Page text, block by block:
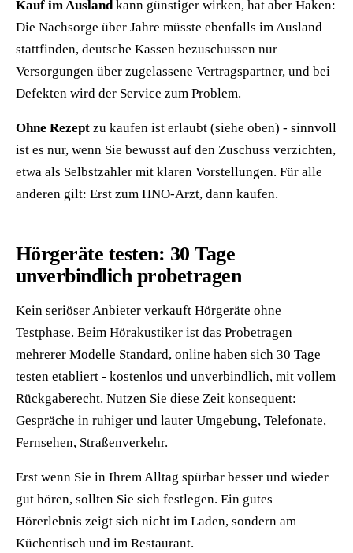
Kauf im Auslandkann günstiger wirken, hat aber Haken:
Die Nachsorge über Jahre müsste ebenfalls im Ausland
stattfinden, deutsche Kassen bezuschussen nur
Versorgungen über zugelassene Vertragspartner, und bei
Defekten wird der Service zum Problem.
Ohne Rezept zu kaufen ist erlaubt (siehe oben) - sinnvoll
ist es nur, wenn Sie bewusst auf den Zuschuss verzichten,
etwa als Selbstzahler mit klaren Vorstellungen. Für alle
anderen gilt: Erst zum HNO-Arzt, dann kaufen.
Hörgeräte testen: 30 Tage
unverbindlich probetragen
Kein seriöser Anbieter verkauft Hörgeräte ohne
Testphase. Beim Hörakustiker ist das Probetragen
mehrerer Modelle Standard, online haben sich 30 Tage
testen etabliert - kostenlos und unverbindlich, mit vollem
Rückgaberecht. Nutzen Sie diese Zeit konsequent:
Gespräche in ruhiger und lauter Umgebung, Telefonate,
Fernsehen, Straßenverkehr.
Erst wenn Sie in Ihrem Alltag spürbar besser und wieder
gut hören, sollten Sie sich festlegen. Ein gutes
Hörerlebnis zeigt sich nicht im Laden, sondern am
Küchentisch und im Restaurant.